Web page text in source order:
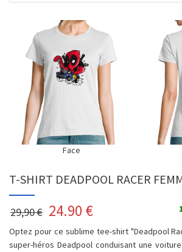
Face
T-SHIRT DEADPOOL RACER
29,90 € 24.90 €
Optez pour ce sublime tee-shirt "Deadpool
super-héros Deadpool conduisant une